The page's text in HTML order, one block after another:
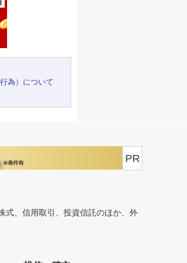
為）について
PR
式、信用取引、投資信託のほか、外